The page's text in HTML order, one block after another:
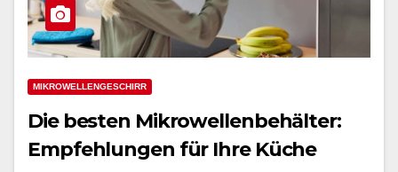
MIKROWELLENGESCHIRR
Die besten Mikrowellenbehälter:
Empfehlungen für Ihre Küche